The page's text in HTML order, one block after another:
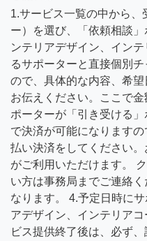
1.サービス一覧の中から、
ー）を選び、「依頼相談
ンテリアデザイン、イン
るサポーターと直接個別
ので、具体的な内容、希
お伝えください。ここで
ポーターが「引き受ける
で決済が可能になります
払い決済をしてください
がご利用いただけます。
い方は事務局までご連絡
なります。 4.予定日時に
アデザイン、インテリア
ビス提供終了後は、必ず